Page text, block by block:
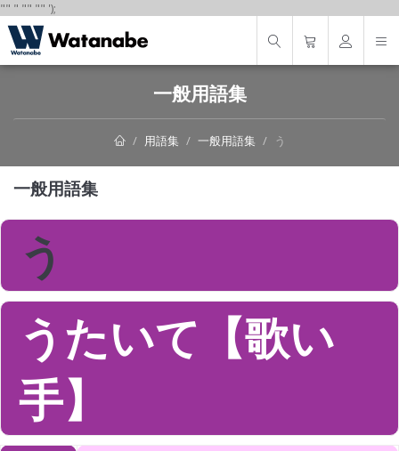
"" " "" "" ');
一般用語集
用語集 一般用語集 う
一般用語集
う
うたいて【歌い
手】